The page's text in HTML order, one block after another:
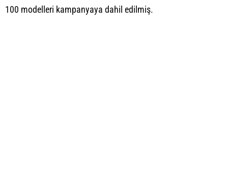
100 modelleri kampanyaya dahil edilmiş.